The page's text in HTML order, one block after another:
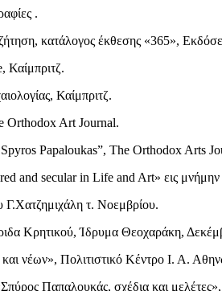
.
κατάλογος έκθεσης «365»,
Καίμπριτζ.
Καίμπριτζ.
Orthodox Art Journal.
Papaloukas”, The Orthodox Arts
and secular in Life and Art» εις
Γ.Χατζημιχάλη τ. Νοεμβρίου.
Κρητικού, Ίδρυμα Θεοχαράκη,
νέων», Πολιτιστικό Κέντρο Ι. Α.
Παπαλουκάς, σχέδια και